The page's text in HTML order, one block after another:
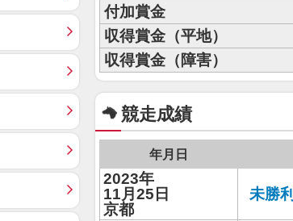
付加賞金
収得賞金（平地）
収得賞金（障害）
競走成績
年月日
2023年
11月25日
京都
未勝利